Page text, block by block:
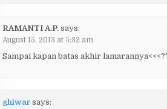
RAMANTI A.P. says:
August 15, 2013 at 5:32 am
Sampai kapan batas akhir
ghiwar says: